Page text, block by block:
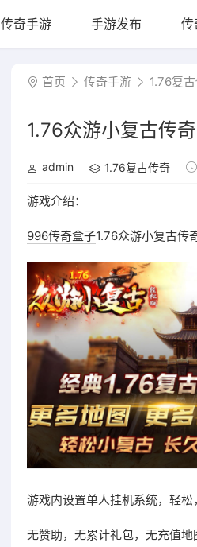
传奇手游 手游发布 传
首页 传奇手游 1.76复
1.76众游小复古传
admin 1.76复古传奇
游戏介绍：
996传奇盒子1.76众游小复古传
游戏内设置单人挂机系统，轻
无赞助，无累计礼包，无充值地